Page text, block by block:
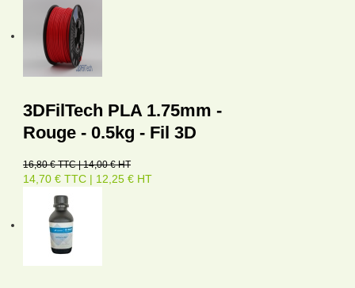
3DFilTech PLA 1.75mm -
Rouge - 0.5kg - Fil 3D
16,80 € TTC | 14,00 € HT
14,70 € TTC | 12,25 € HT